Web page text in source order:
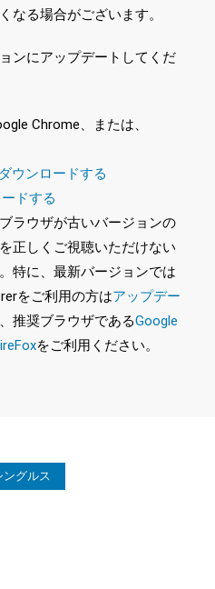
なる場合がございます。
ンにアップデートしてくだ
Chrome、または、
ウンロードする
ドする
ラウザが古いバージョンの
正しくご視聴いただけない
特に、最新バージョンでは
をご利用の方はアップデー
推奨ブラウザであるGoogle
をご利用ください。
ングルス